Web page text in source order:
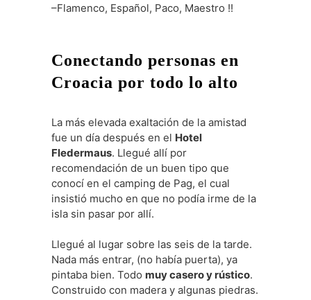
–Flamenco, Español, Paco, Maestro !!
Conectando personas en
Croacia por todo lo alto
La más elevada exaltación de la amistad
fue un día después en el Hotel
Fledermaus. Llegué allí por
recomendación de un buen tipo que
conocí en el camping de Pag, el cual
insistió mucho en que no podía irme de la
isla sin pasar por allí.
Llegué al lugar sobre las seis de la tarde.
Nada más entrar, (no había puerta), ya
pintaba bien. Todo muy casero y rústico.
Construido con madera y algunas piedras.